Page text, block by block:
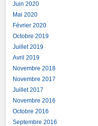
Juin 2020
Mai 2020
Février 2020
Octobre 2019
Juillet 2019
Avril 2019
Novembre 2018
Novembre 2017
Juillet 2017
Novembre 2016
Octobre 2016
Septembre 2016